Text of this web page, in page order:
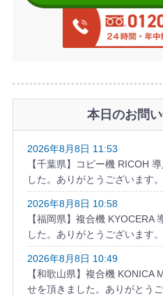
本日のお問
2026年8月8日 11:53
【千葉県】コピー機 RICOH
した。ありがとうございます。
2026年8月8日 10:58
【福岡県】複合機 KYOCERA
した。ありがとうございます。
2026年8月8日 10:49
【和歌山県】複合機 KONICA
せを頂きました。ありがとうご